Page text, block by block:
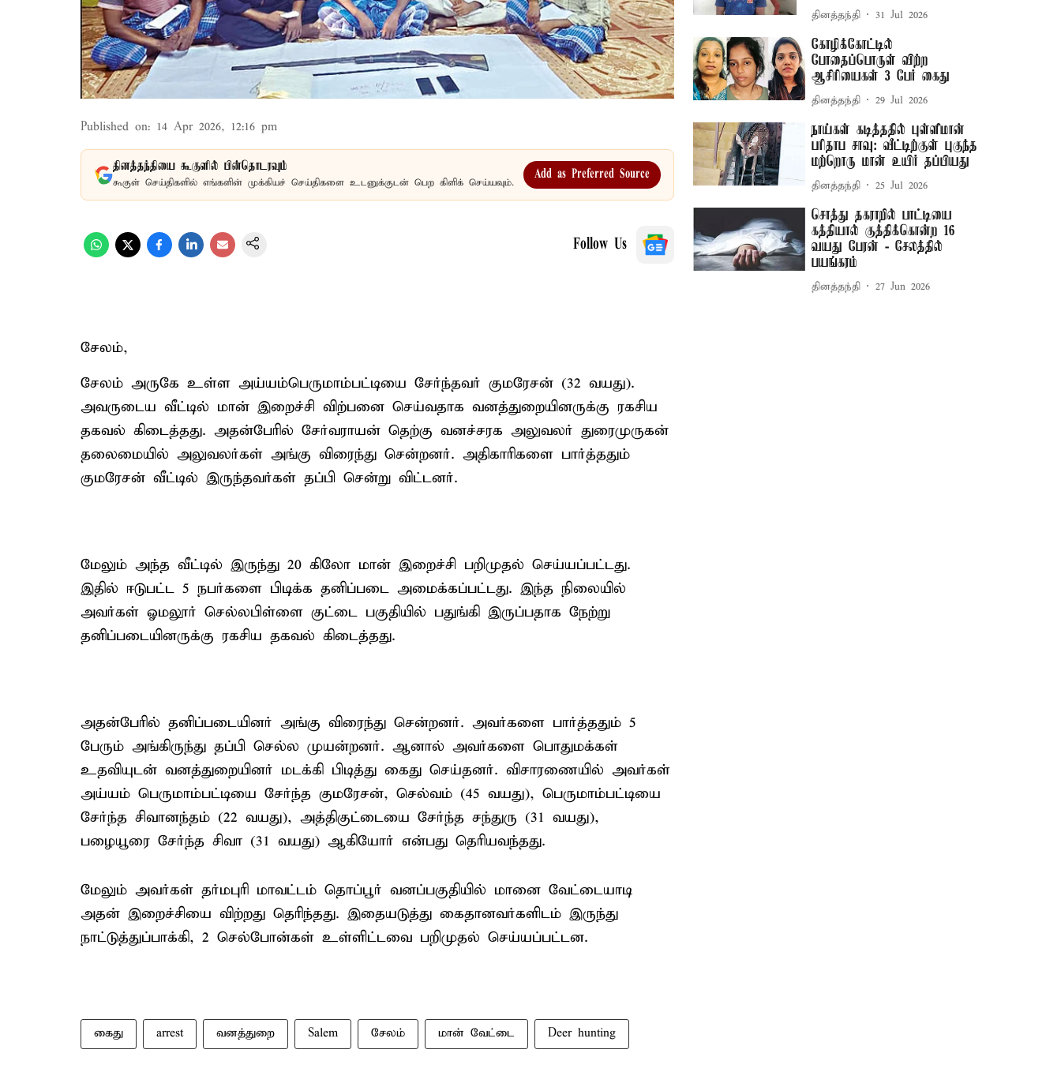
Published on: 14 Apr 2026, 12:16 pm
தினத்தந்தியை கூகுளில் பின்தொடரவும்
கூகுள் செய்திகளில் எங்களின் முக்கியச் செய்திகளை உடனுக்குடன் பெற கிளிக் செய்யவும்.
Add as Preferred Source
Follow Us
சேலம்,
சேலம் அருகே உள்ள அய்யம்பெருமாம்பட்டியை சேர்ந்தவர் குமரேசன் (32 வயது).
அவருடைய வீட்டில் மான் இறைச்சி விற்பனை செய்வதாக வனத்துறையினருக்கு ரகசிய
தகவல் கிடைத்தது. அதன்பேரில் சேர்வராயன் தெற்கு வனச்சரக அலுவலர் துரைமுருகன்
தலைமையில் அலுவலர்கள் அங்கு விரைந்து சென்றனர். அதிகாரிகளை பார்த்ததும்
குமரேசன் வீட்டில் இருந்தவர்கள் தப்பி சென்று விட்டனர்.
மேலும் அந்த வீட்டில் இருந்து 20 கிலோ மான் இறைச்சி பறிமுதல் செய்யப்பட்டது.
இதில் ஈடுபட்ட 5 நபர்களை பிடிக்க தனிப்படை அமைக்கப்பட்டது. இந்த நிலையில்
அவர்கள் ஓமலூர் செல்லபிள்ளை குட்டை பகுதியில் பதுங்கி இருப்பதாக நேற்று
தனிப்படையினருக்கு ரகசிய தகவல் கிடைத்தது.
அதன்பேரில் தனிப்படையினர் அங்கு விரைந்து சென்றனர். அவர்களை பார்த்ததும் 5
பேரும் அங்கிருந்து தப்பி செல்ல முயன்றனர். ஆனால் அவர்களை பொதுமக்கள்
உதவியுடன் வனத்துறையினர் மடக்கி பிடித்து கைது செய்தனர். விசாரணையில் அவர்கள்
அய்யம் பெருமாம்பட்டியை சேர்ந்த குமரேசன், செல்வம் (45 வயது), பெருமாம்பட்டியை
சேர்ந்த சிவானந்தம் (22 வயது), அத்திகுட்டையை சேர்ந்த சந்துரு (31 வயது),
பழையூரை சேர்ந்த சிவா (31 வயது) ஆகியோர் என்பது தெரியவந்தது.
மேலும் அவர்கள் தர்மபுரி மாவட்டம் தொப்பூர் வனப்பகுதியில் மானை வேட்டையாடி
அதன் இறைச்சியை விற்றது தெரிந்தது. இதையடுத்து கைதானவர்களிடம் இருந்து
நாட்டுத்துப்பாக்கி, 2 செல்போன்கள் உள்ளிட்டவை பறிமுதல் செய்யப்பட்டன.
கைது arrest வனத்துறை Salem சேலம் மான் வேட்டை Deer hunting
தினத்தந்தி 31 Jul 2026
கோழிக்கோட்டில்
போதைப்பொருள் விற்ற
ஆசிரியைகள் 3 பேர் கைது
தினத்தந்தி 29 Jul 2026
நாய்கள் கடித்ததில் புள்ளிமான்
பரிதாப சாவு: வீட்டிற்குள் புகுந்த
மற்றொரு மான் உயிர் தப்பியது
தினத்தந்தி 25 Jul 2026
சொத்து தகராறில் பாட்டியை
கத்தியால் குத்திக்கொன்ற 16
வயது பேரன் - சேலத்தில்
பயங்கரம்
தினத்தந்தி 27 Jun 2026